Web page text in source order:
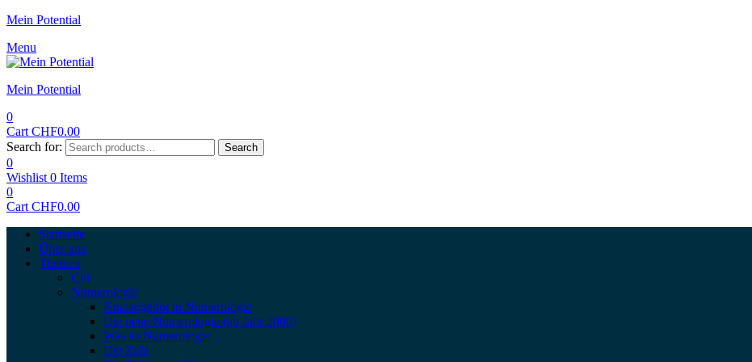
Mein Potential
Menu
Mein Potential
0
Cart CHF0.00
Search for:
Search
0
Wishlist 0 Items
0
Cart CHF0.00
Startseite
Über uns
Themen
Cili
Numerologie
Kursangebot in Numerologie
Die neue Numerologie (ab Jahr 2000)
Was ist Numerologie
Die Zahl